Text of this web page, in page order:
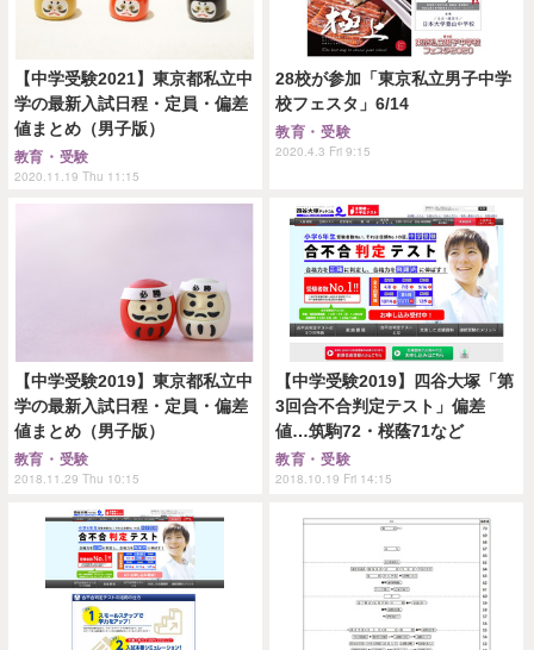
【中学受験2021】東京都私立中
学の最新入試日程・定員・偏差
値まとめ（男子版）
教育・受験
2020.11.19 Thu 11:15
28校が参加「東京私立男子中学
校フェスタ」6/14
教育・受験
2020.4.3 Fri 9:15
【中学受験2019】東京都私立中
学の最新入試日程・定員・偏差
値まとめ（男子版）
教育・受験
2018.11.29 Thu 10:15
【中学受験2019】四谷大塚「第
3回合不合判定テスト」偏差
値…筑駒72・桜蔭71など
教育・受験
2018.10.19 Fri 14:15